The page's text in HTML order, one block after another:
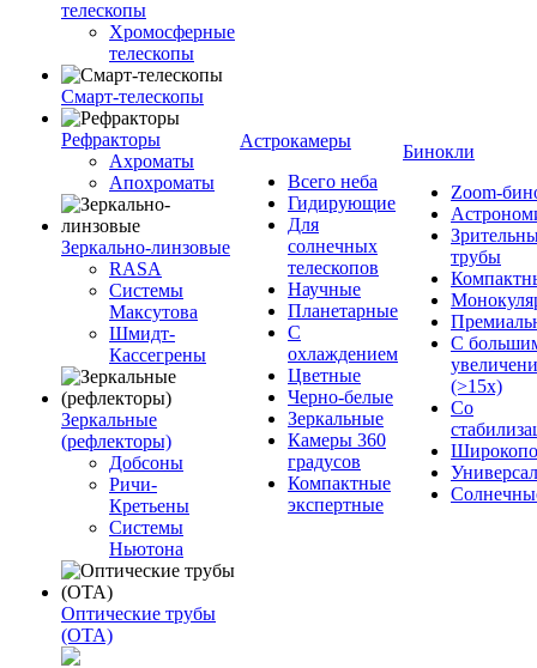
телескопы
Хромосферные
телескопы
Смарт-телескопы
Рефракторы
Ахроматы
Апохроматы
Зеркально-линзовые
RASA
Системы
Максутова
Шмидт-
Кассегрены
Зеркальные
(рефлекторы)
Добсоны
Ричи-
Кретьены
Системы
Ньютона
Оптические трубы
(OTA)
Астрокамеры
Всего неба
Гидирующие
Для
солнечных
телескопов
Научные
Планетарные
С
охлаждением
Цветные
Черно-белые
Зеркальные
Камеры 360
градусов
Компактные
экспертные
Бинокли
Zoom-
трубы
С
(>15x)
Со